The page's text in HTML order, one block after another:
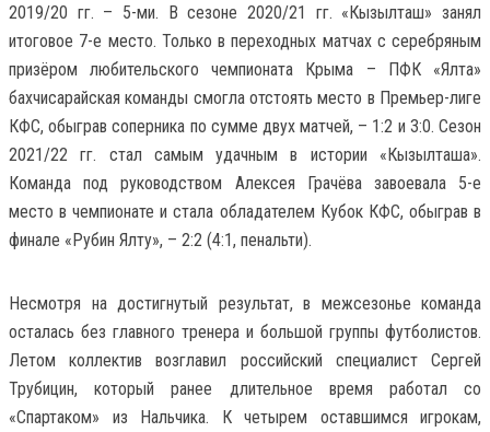
2019/20 гг. – 5-ми. В сезоне 2020/21 гг. «Кызылташ» занял
итоговое 7-е место. Только в переходных матчах с серебряным
призёром любительского чемпионата Крыма – ПФК «Ялта»
бахчисарайская команды смогла отстоять место в Премьер-лиге
КФС, обыграв соперника по сумме двух матчей, – 1:2 и 3:0. Сезон
2021/22 гг. стал самым удачным в истории «Кызылташа».
Команда под руководством Алексея Грачёва завоевала 5-е
место в чемпионате и стала обладателем Кубок КФС, обыграв в
финале «Рубин Ялту», – 2:2 (4:1, пенальти).
Несмотря на достигнутый результат, в межсезонье команда
осталась без главного тренера и большой группы футболистов.
Летом коллектив возглавил российский специалист Сергей
Трубицин, который ранее длительное время работал со
«Спартаком» из Нальчика. К четырем оставшимся игрокам,